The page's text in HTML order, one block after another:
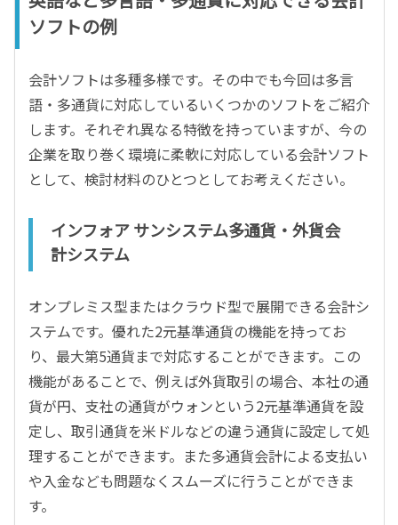
ソフトの例
会計ソフトは多種多様です。その中でも今回は多言
語・多通貨に対応しているいくつかのソフトをご紹介
します。それぞれ異なる特徴を持っていますが、今の
企業を取り巻く環境に柔軟に対応している会計ソフト
として、検討材料のひとつとしてお考えください。
インフォア サンシステム多通貨・外貨会
計システム
オンプレミス型またはクラウド型で展開できる会計シ
ステムです。優れた2元基準通貨の機能を持ってお
り、最大第5通貨まで対応することができます。この
機能があることで、例えば外貨取引の場合、本社の通
貨が円、支社の通貨がウォンという2元基準通貨を設
定し、取引通貨を米ドルなどの違う通貨に設定して処
理することができます。また多通貨会計による支払い
や入金なども問題なくスムーズに行うことができま
す。